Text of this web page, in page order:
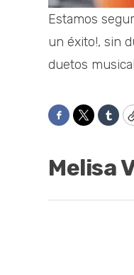
Estamos
un éxito!, sin
duetos
Facebook
Twitter
Melisa